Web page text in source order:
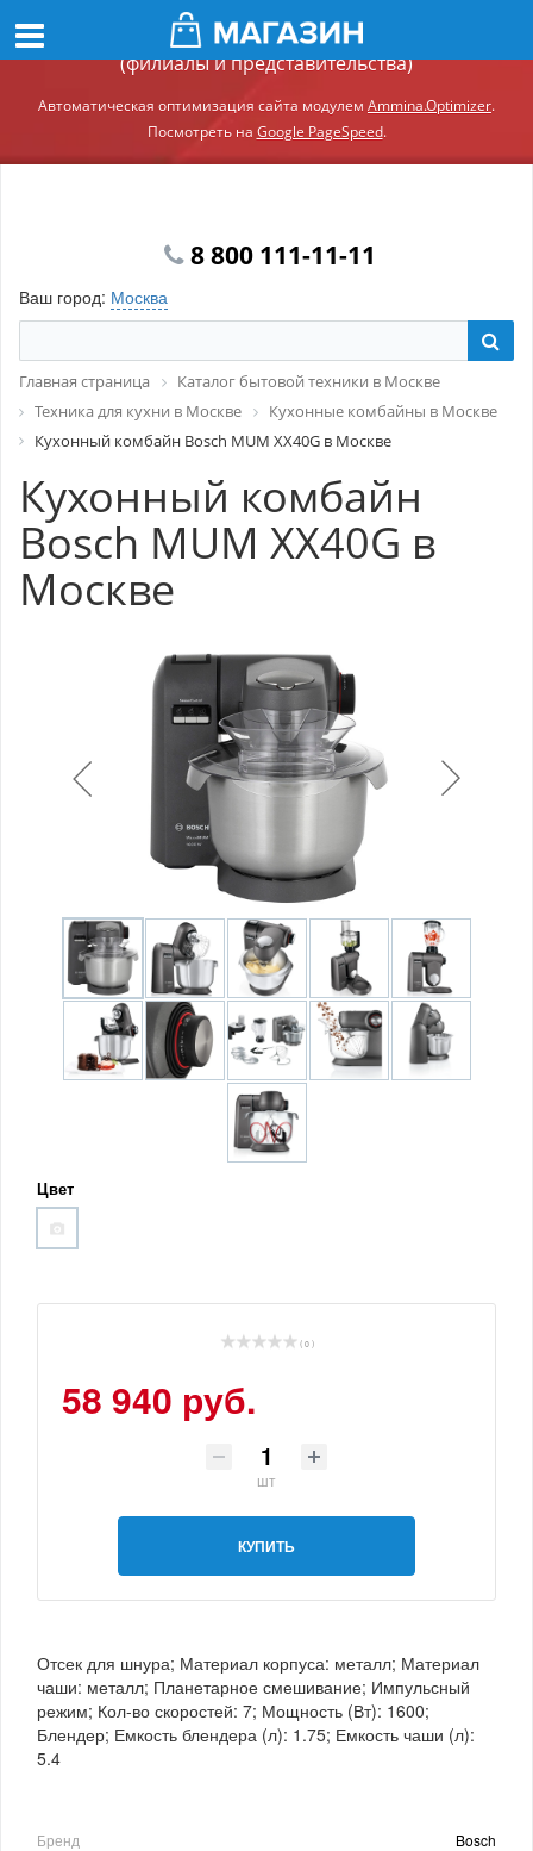
Демонстрационный сайт модуля Ammina.Регионы
(филиалы и представительства)
Автоматическая оптимизация сайта модулем Ammina.Optimizer.
Посмотреть на Google PageSpeed.
8 800 111-11-11
Ваш город: Москва
Главная страница
Каталог бытовой техники в Москве
Техника для кухни в Москве
Кухонные комбайны в Москве
Кухонный комбайн Bosch MUM XX40G в Москве
Кухонный комбайн
Bosch MUM XX40G в
Москве
Цвет
( 0 )
58 940 руб.
шт
КУПИТЬ
Отсек для шнура; Материал корпуса: металл; Материал
чаши: металл; Планетарное смешивание; Импульсный
режим; Кол-во скоростей: 7; Мощность (Вт): 1600;
Блендер; Емкость блендера (л): 1.75; Емкость чаши (л):
5.4
Бренд
Bosch